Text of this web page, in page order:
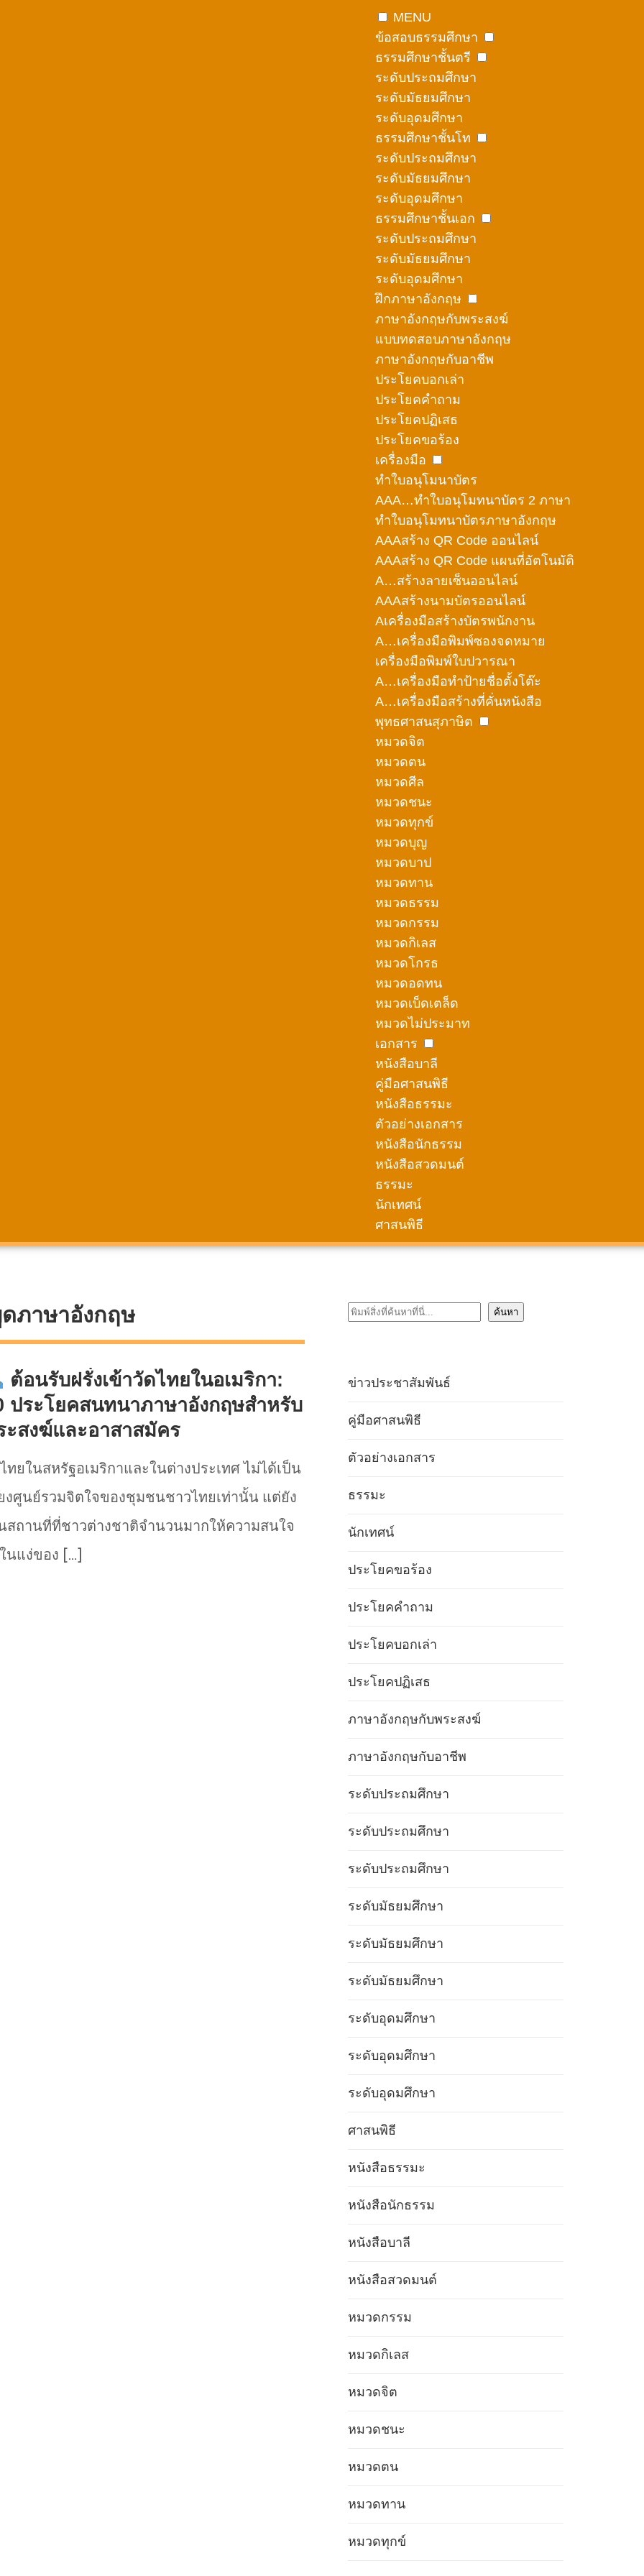
MENU
ข้อสอบธรรมศึกษา
ธรรมศึกษาชั้นตรี
ระดับประถมศึกษา
ระดับมัธยมศึกษา
ระดับอุดมศึกษา
ธรรมศึกษาชั้นโท
ระดับประถมศึกษา
ระดับมัธยมศึกษา
ระดับอุดมศึกษา
ธรรมศึกษาชั้นเอก
ระดับประถมศึกษา
ระดับมัธยมศึกษา
ระดับอุดมศึกษา
ฝึกภาษาอังกฤษ
ภาษาอังกฤษกับพระสงฆ์
แบบทดสอบภาษาอังกฤษ
ภาษาอังกฤษกับอาชีพ
ประโยคบอกเล่า
ประโยคคำถาม
ประโยคปฏิเสธ
ประโยคขอร้อง
เครื่องมือ
ทำใบอนุโมนาบัตร
AAA…ทำใบอนุโมทนาบัตร 2 ภาษา
ทำใบอนุโมทนาบัตรภาษาอังกฤษ
AAAสร้าง QR Code ออนไลน์
AAAสร้าง QR Code แผนที่อัตโนมัติ
A…สร้างลายเซ็นออนไลน์
AAAสร้างนามบัตรออนไลน์
Aเครื่องมือสร้างบัตรพนักงาน
A…เครื่องมือพิมพ์ซองจดหมาย
เครื่องมือพิมพ์ใบปวารณา
A…เครื่องมือทำป้ายชื่อตั้งโต๊ะ
A…เครื่องมือสร้างที่คั่นหนังสือ
พุทธศาสนสุภาษิต
หมวดจิต
หมวดตน
หมวดศีล
หมวดชนะ
หมวดทุกข์
หมวดบุญ
หมวดบาป
หมวดทาน
หมวดธรรม
หมวดกรรม
หมวดกิเลส
หมวดโกรธ
หมวดอดทน
หมวดเบ็ดเตล็ด
หมวดไม่ประมาท
เอกสาร
หนังสือบาลี
คู่มือศาสนพิธี
หนังสือธรรมะ
ตัวอย่างเอกสาร
หนังสือนักธรรม
หนังสือสวดมนต์
ธรรมะ
นักเทศน์
ศาสนพิธี
ภาษาอังกฤษ
ต้อนรับฝรั่งเข้าวัดไทยในอเมริกา:
ประโยคสนทนาภาษาอังกฤษสำหรับ
ะสงฆ์และอาสาสมัคร
ทยในสหรัฐอเมริกาและในต่างประเทศ ไม่ได้เป็น
งศูนย์รวมจิตใจของชุมชนชาวไทยเท่านั้น แต่ยัง
สถานที่ที่ชาวต่างชาติจำนวนมากให้ความสนใจ
นแง่ของ […]
ค้นหา ค้นหา
ข่าวประชาสัมพันธ์
คู่มือศาสนพิธี
ตัวอย่างเอกสาร
ธรรมะ
นักเทศน์
ประโยคขอร้อง
ประโยคคำถาม
ประโยคบอกเล่า
ประโยคปฏิเสธ
ภาษาอังกฤษกับพระสงฆ์
ภาษาอังกฤษกับอาชีพ
ระดับประถมศึกษา
ระดับประถมศึกษา
ระดับประถมศึกษา
ระดับมัธยมศึกษา
ระดับมัธยมศึกษา
ระดับมัธยมศึกษา
ระดับอุดมศึกษา
ระดับอุดมศึกษา
ระดับอุดมศึกษา
ศาสนพิธี
หนังสือธรรมะ
หนังสือนักธรรม
หนังสือบาลี
หนังสือสวดมนต์
หมวดกรรม
หมวดกิเลส
หมวดจิต
หมวดชนะ
หมวดตน
หมวดทาน
หมวดทุกข์